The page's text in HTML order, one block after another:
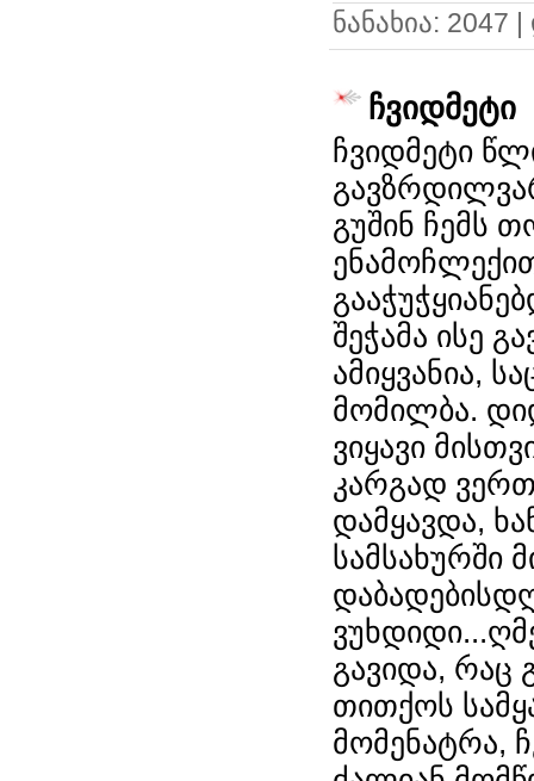
ნანახია: 2047
ჩვიდმეტი
ჩვიდმეტი
გუშინ ჩემს
შეჭამა ისე
ამიყვანია,
მომილბა.
ვიყავი
კარგად
დამყავდა,
სამსახურში
გავიდა, რაც
თითქოს
მომენატრა,